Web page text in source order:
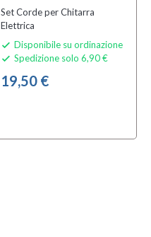
Set Corde per Chitarra
Elettrica
 Disponibile su ordinazione
 Spedizione solo 6,90 €
19,50 €